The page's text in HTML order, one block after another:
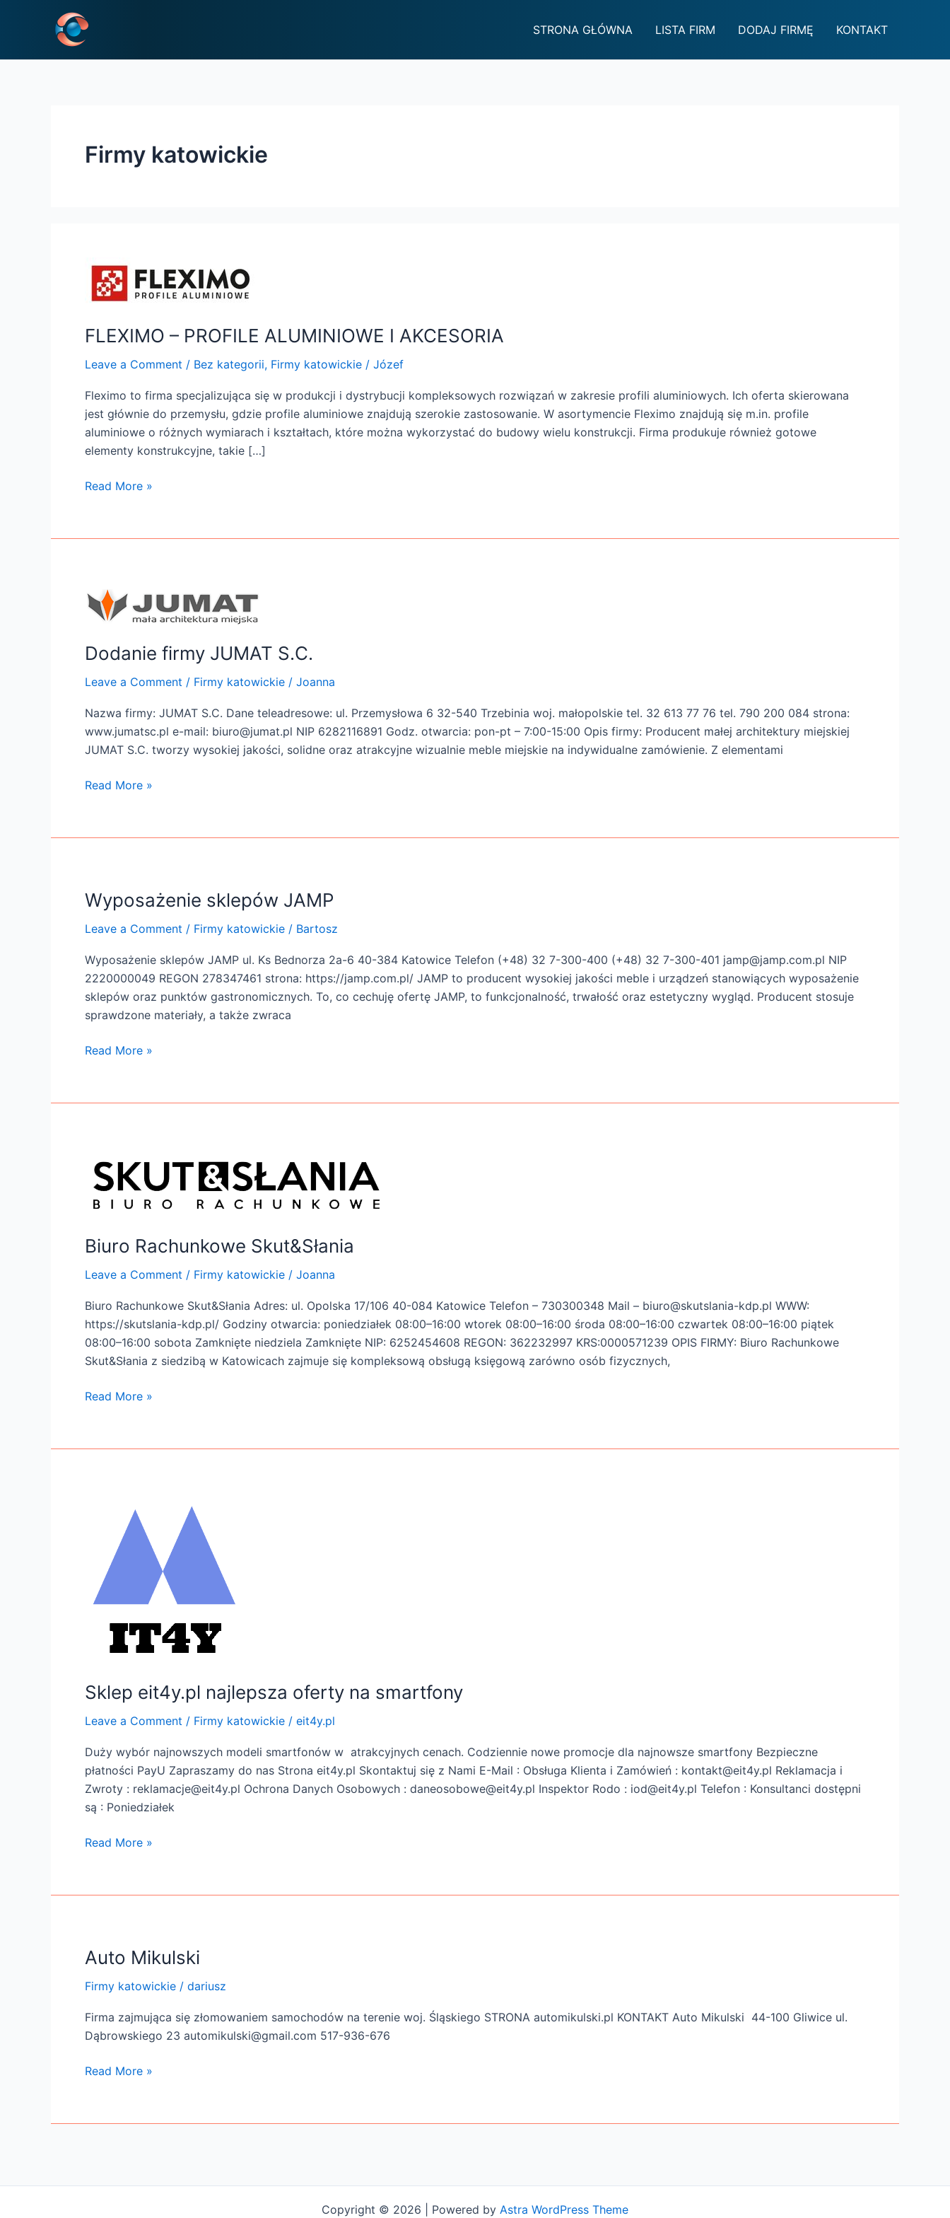
STRONA GŁÓWNA LISTA FIRM DODAJ FIRMĘ KONTAKT
Firmy katowickie
FLEXIMO – PROFILE ALUMINIOWE I AKCESORIA
Leave a Comment / Bez kategorii, Firmy katowickie / Józef
Fleximo to firma specjalizująca się w produkcji i dystrybucji kompleksowych rozwiązań w zakresie profili aluminiowych. Ich oferta skierowana
jest głównie do przemysłu, gdzie profile aluminiowe znajdują szerokie zastosowanie. W asortymencie Fleximo znajdują się m.in. profile
aluminiowe o różnych wymiarach i kształtach, które można wykorzystać do budowy wielu konstrukcji. Firma produkuje również gotowe
elementy konstrukcyjne, takie […]
FLEXIMO
PROFILE
I
AKCESORIA
Read More »
Dodanie firmy JUMAT S.C.
Leave a Comment / Firmy katowickie / Joanna
Nazwa firmy: JUMAT S.C. Dane teleadresowe: ul. Przemysłowa 6 32-540 Trzebinia woj. małopolskie tel. 32 613 77 76 tel. 790 200 084 strona:
www.jumatsc.pl e-mail: biuro@jumat.pl NIP 6282116891 Godz. otwarcia: pon-pt – 7:00-15:00 Opis firmy: Producent małej architektury miejskiej
JUMAT S.C. tworzy wysokiej jakości, solidne oraz atrakcyjne wizualnie meble miejskie na indywidualne zamówienie. Z elementami
Dodanie
firmy
S.C.
Read More »
Wyposażenie sklepów JAMP
Leave a Comment / Firmy katowickie / Bartosz
Wyposażenie sklepów JAMP ul. Ks Bednorza 2a-6 40-384 Katowice Telefon (+48) 32 7-300-400 (+48) 32 7-300-401 jamp@jamp.com.pl NIP
2220000049 REGON 278347461 strona: https://jamp.com.pl/ JAMP to producent wysokiej jakości meble i urządzeń stanowiących wyposażenie
sklepów oraz punktów gastronomicznych. To, co cechuję ofertę JAMP, to funkcjonalność, trwałość oraz estetyczny wygląd. Producent stosuje
sprawdzone materiały, a także zwraca
Wyposażenie
sklepów
JAMP
Read More »
Biuro Rachunkowe Skut&Słania
Leave a Comment / Firmy katowickie / Joanna
Biuro Rachunkowe Skut&Słania Adres: ul. Opolska 17/106 40-084 Katowice Telefon – 730300348 Mail – biuro@skutslania-kdp.pl WWW:
https://skutslania-kdp.pl/ Godziny otwarcia: poniedziałek 08:00–16:00 wtorek 08:00–16:00 środa 08:00–16:00 czwartek 08:00–16:00 piątek
08:00–16:00 sobota Zamknięte niedziela Zamknięte NIP: 6252454608 REGON: 362232997 KRS:0000571239 OPIS FIRMY: Biuro Rachunkowe
Skut&Słania z siedzibą w Katowicach zajmuje się kompleksową obsługą księgową zarówno osób fizycznych,
Biuro
Rachunkowe
Skut&Słania
Read More »
Sklep eit4y.pl najlepsza oferty na smartfony
Leave a Comment / Firmy katowickie / eit4y.pl
Duży wybór najnowszych modeli smartfonów w atrakcyjnych cenach. Codziennie nowe promocje dla najnowsze smartfony Bezpieczne
płatności PayU Zapraszamy do nas Strona eit4y.pl Skontaktuj się z Nami E-Mail : Obsługa Klienta i Zamówień : kontakt@eit4y.pl Reklamacja i
Zwroty : reklamacje@eit4y.pl Ochrona Danych Osobowych : daneosobowe@eit4y.pl Inspektor Rodo : iod@eit4y.pl Telefon : Konsultanci dostępni
są : Poniedziałek
najlepsza
oferty
smartfony
Read More »
Auto Mikulski
Firmy katowickie / dariusz
Firma zajmująca się złomowaniem samochodów na terenie woj. Śląskiego STRONA automikulski.pl KONTAKT Auto Mikulski 44-100 Gliwice ul.
Dąbrowskiego 23 automikulski@gmail.com 517-936-676
Auto
Read More »
Copyright © 2026 | Powered by Astra WordPress Theme